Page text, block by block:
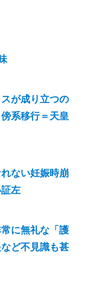
が成り立つの
系移行＝天皇
ない妊娠時崩
左
に無礼な「護
ど不見識も甚